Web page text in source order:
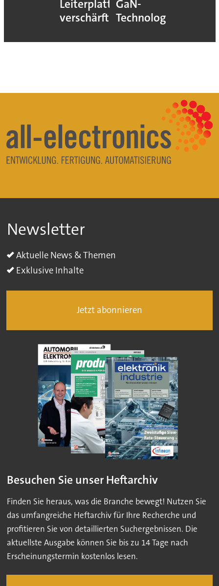
Leiterplatten
verschärft
GaN-
Technologie
Newsletter
Aktuelle News & Themen
Exklusive Inhalte
Jetzt abonnieren
Besuchen Sie unser Heftarchiv
Finden Sie heraus, was die Branche bewegt! Nutzen Sie
das umfangreiche Heftarchiv für Ihre Recherche und
profitieren Sie von detaillierten Suchergebnissen. Die
aktuellste Ausgabe können Sie bis zu 14 Tage nach
Erscheinungstermin kostenlos lesen.